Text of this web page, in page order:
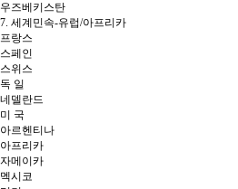
우즈베키스탄
7. 세계민속-유럽/아프리카
프랑스
스페인
스위스
독 일
네델란드
미 국
아르헨티나
아프리카
자메이카
멕시코